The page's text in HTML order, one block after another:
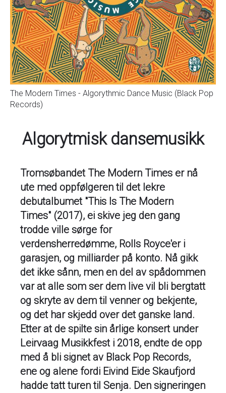
The Modern Times - Algorythmic Dance Music (Black Pop
Records)
Algorytmisk dansemusikk
Tromsøbandet The Modern Times er nå
ute med oppfølgeren til det lekre
debutalbumet "This Is The Modern
Times" (2017), ei skive jeg den gang
trodde ville sørge for
verdensherredømme, Rolls Royce'er i
garasjen, og milliarder på konto. Nå gikk
det ikke sånn, men en del av spådommen
var at alle som ser dem live vil bli bergtatt
og skryte av dem til venner og bekjente,
og det har skjedd over det ganske land.
Etter at de spilte sin årlige konsert under
Leirvaag Musikkfest i 2018, endte de opp
med å bli signet av Black Pop Records,
ene og alene fordi Eivind Eide Skaufjord
hadde tatt turen til Senja. Den signeringen